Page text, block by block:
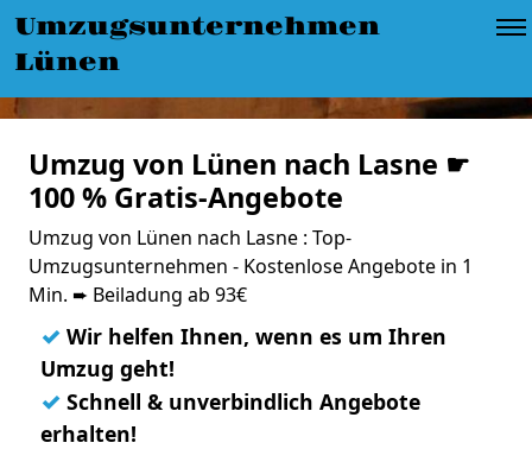
Umzugsunternehmen
Lünen
Umzug von Lünen nach Lasne ☛
100 % Gratis-Angebote
Umzug von Lünen nach Lasne : Top-
Umzugsunternehmen - Kostenlose Angebote in 1
Min. ➨ Beiladung ab 93€
✓ Wir helfen Ihnen, wenn es um Ihren
Umzug geht!
✓ Schnell & unverbindlich Angebote
erhalten!